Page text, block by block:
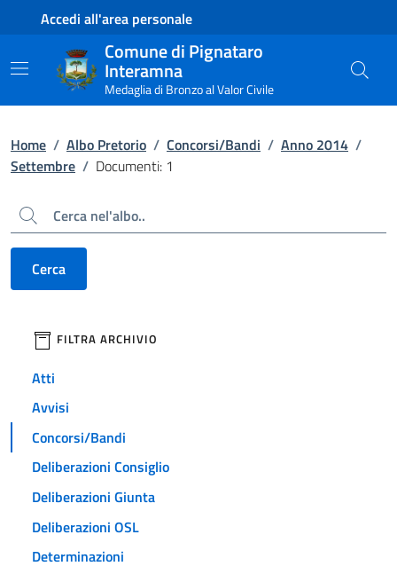
Contenuto principale
Piede di paginaAccedi all'area personale
Comune di Pignataro
Interamna
Medaglia di Bronzo al Valor Civile
Home / Albo Pretorio / Concorsi/Bandi / Anno 2014 /
Settembre / Documenti: 1
Cerca
Cerca
filtri da applicare
FILTRA ARCHIVIO
Atti
Avvisi
Concorsi/Bandi
Deliberazioni Consiglio
Deliberazioni Giunta
Deliberazioni OSL
Determinazioni